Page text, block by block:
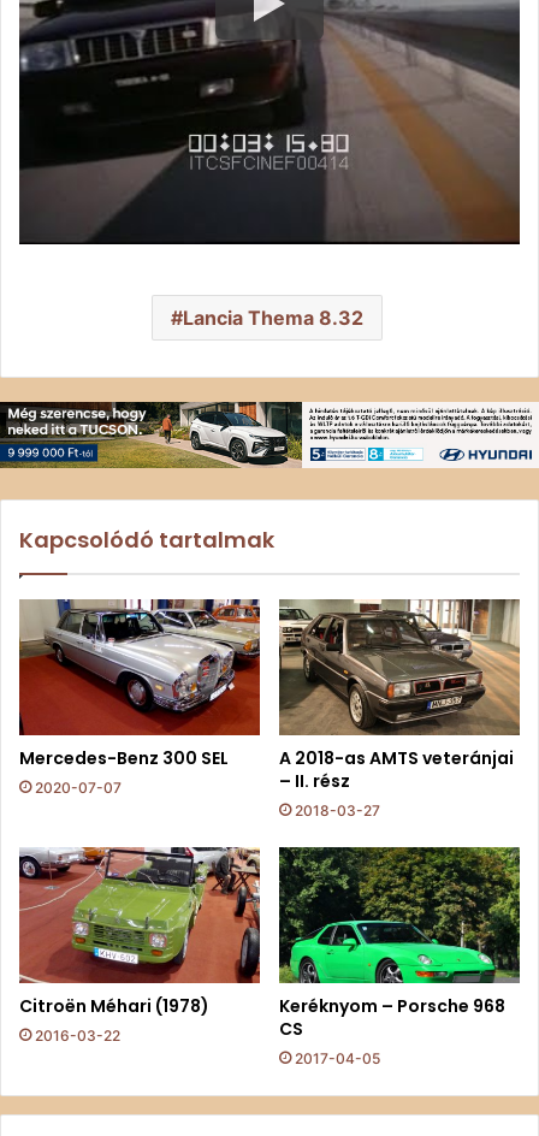
Lancia Thema 8.32
Kapcsolódó tartalmak
Mercedes-Benz 300 SEL
2020-07-07
A 2018-as AMTS veteránjai
– II. rész
2018-03-27
Citroën Méhari (1978)
2016-03-22
Keréknyom – Porsche 968
CS
2017-04-05